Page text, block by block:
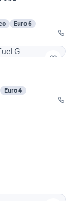
Euro 6
Euro 4